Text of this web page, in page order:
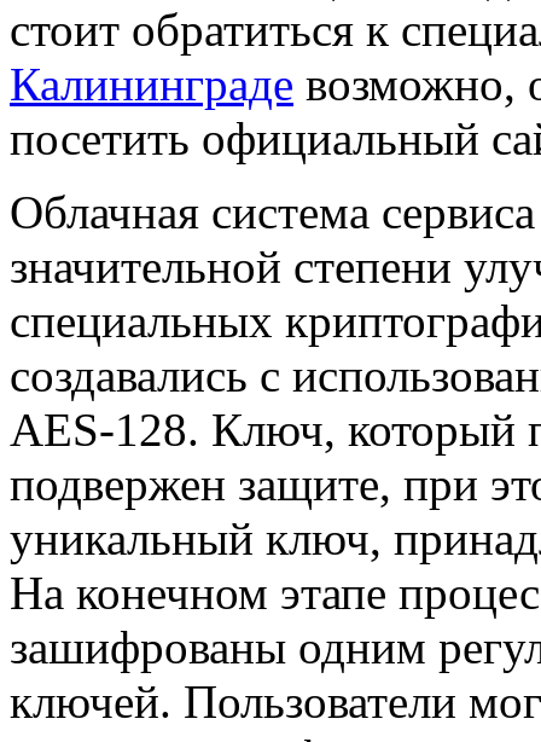
стоит обратиться к
Калининграде возможно,
посетить официальный
Облачная система
значительной степени
специальных
создавались с
AES-128. Ключ, который
подвержен защите, при
уникальный ключ,
На конечном этапе
зашифрованы одним
ключей. Пользователи